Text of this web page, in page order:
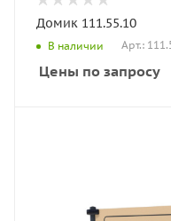
Домик 111.55.10
В наличии Арт.:
Цены по запросу